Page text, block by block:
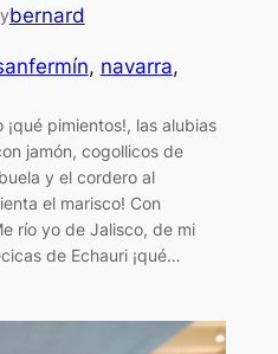
bernard
, navarra
pimientos!, las alubias
jamón, cogollicos de
y el cordero al
el marisco! Con
río yo de Jalisco, de mi
de Echauri ¡qué…